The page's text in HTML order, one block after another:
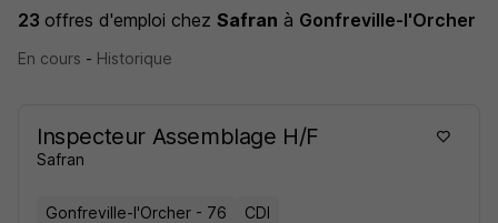
23 offres d'emploi chez Safran à Gonfreville-l'Orcher
En cours - Historique
Inspecteur Assemblage H/F
Safran
Gonfreville-l'Orcher - 76 CDI